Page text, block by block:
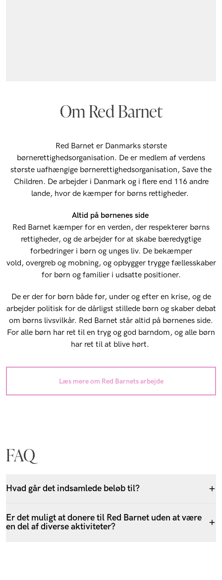
Om Red Barnet
Red Barnet er Danmarks største
børnerettighedsorganisation. De er medlem af verdens
største uafhængige børnerettighedsorganisation, Save the
Children. De arbejder i Danmark og i flere end 116 andre
lande, hvor de kæmper for børns rettigheder.
Altid på børnenes side
Red Barnet kæmper for en verden, der respekterer børns
rettigheder, og de arbejder for at skabe bæredygtige
forbedringer i børn og unges liv. De bekæmper
vold, overgreb og mobning, og opbygger trygge fællesskaber
for børn og familier i udsatte positioner.
De er der for børn både før, under og efter en krise, og de
arbejder politisk for de dårligst stillede børn og skaber debat
om børns livsvilkår. Red Barnet står altid på børnenes side.
For alle børn har ret til en tryg og god barndom, og alle børn
har ret til at blive hørt.
Læs mere om Red Barnets arbejde
FAQ
Hvad går det indsamlede beløb til?
Er det muligt at donere til Red Barnet uden at være
en del af diverse aktiviteter?